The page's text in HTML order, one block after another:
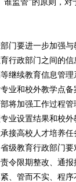
谁监管”的原则，
门要进一步加强
行政部门之间的信
继续教育信息管理
业和校外教学点
将加强工作过程管
业设置结果和校
接高校人才培养
级教育行政部门要
令限期整改、通
、管而不实、程序